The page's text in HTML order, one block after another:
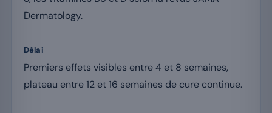
Dermatology.
Délai
Premiers effets visibles entre 4 et 8 semaines,
plateau entre 12 et 16 semaines de cure continue.